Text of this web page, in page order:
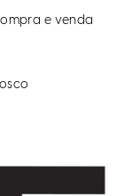
e venda